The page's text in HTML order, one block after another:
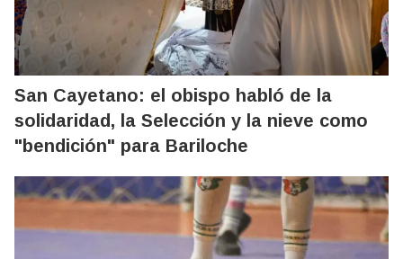
San Cayetano: el obispo habló de la
solidaridad, la Selección y la nieve como
"bendición" para Bariloche